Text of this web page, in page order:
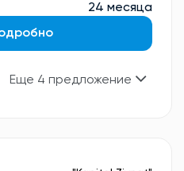
24 месяца
Еще 4 предложение